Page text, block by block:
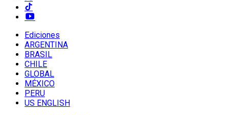
Ediciones
ARGENTINA
BRASIL
CHILE
GLOBAL
MÉXICO
PERU
US ENGLISH